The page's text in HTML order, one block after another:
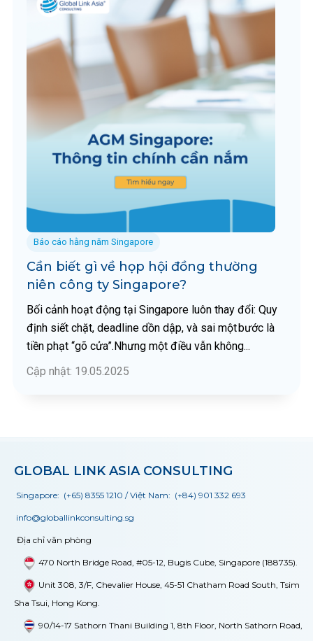
Báo cáo hằng năm Singapore
Cần biết gì về họp hội đồng thường
niên công ty Singapore?
Bối cảnh hoạt động tại Singapore luôn thay đổi: Quy
định siết chặt, deadline dồn dập, và sai một bước là
tiền phạt “gõ cửa”.Nhưng một điều vẫn không...
Cập nhật: 19.05.2025
GLOBAL LINK ASIA CONSULTING
Singapore: (+65) 8355 1210 / Việt Nam: (+84) 901 332 693
info@globallinkconsulting.sg
Địa chỉ văn phòng
470 North Bridge Road, #05-12, Bugis Cube, Singapore (188735).
Unit 308, 3/F, Chevalier House, 45-51 Chatham Road South, Tsim
Sha Tsui, Hong Kong.
90/14-17 Sathorn Thani Building 1, 8th Floor, North Sathorn Road,